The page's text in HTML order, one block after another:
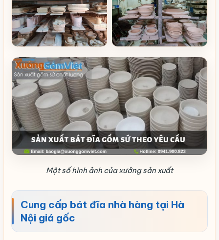
Một số hình ảnh của xưởng sản xuất
Cung cấp bát đĩa nhà hàng tại Hà
Nội giá gốc